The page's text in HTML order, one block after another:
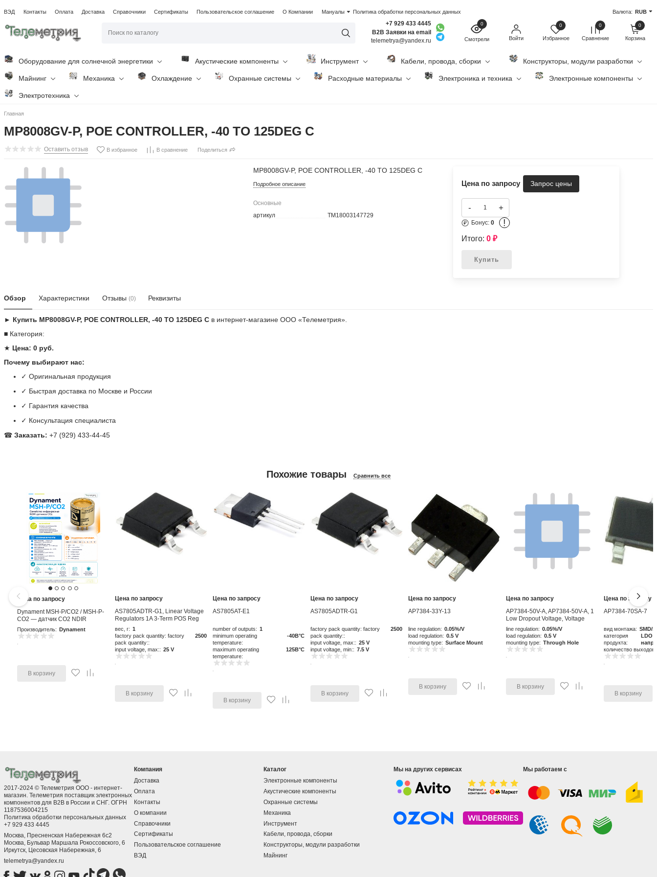
ВЭД Контакты Оплата Доставка Справочники Сертификаты Пользовательское соглашение О Компании Мануалы Политика обработки персональных данных Валюта: RUB
+7 929 433 4445
B2B Заявки на email
telemetrya@yandex.ru
0
Смотрели Войти
0
Избранное
0
Сравнение
0
Корзина
Оборудование для солнечной энергетики Акустические компоненты Инструмент Кабели, провода, сборки Конструкторы, модули разработки
Майнинг Механика Охлаждение Охранные системы Расходные материалы Электроника и техника Электронные компоненты
Электротехника
Главная
MP8008GV-P, POE CONTROLLER, -40 TO 125DEG C
Оставить отзыв В избранное В сравнение Поделиться
MP8008GV-P, POE CONTROLLER, -40 TO 125DEG C
Подробное описание
Основные
артикул
TM18003147729
Цена по запросу
- +
Бонус: 0 !
Итого: 0 ₽
Купить
Обзор Характеристики Отзывы (0) Реквизиты
► Купить MP8008GV-P, POE CONTROLLER, -40 TO 125DEG C в интернет-магазине ООО «Телеметрия».
■ Категория:
★ Цена: 0 руб.
Почему выбирают нас:
✓ Оригинальная продукция
✓ Быстрая доставка по Москве и России
✓ Гарантия качества
✓ Консультация специалиста
☎Заказать: +7 (929) 433-44-45
Похожие товары Сравнить все
Цена по запросу
Dynament MSH-P/CO2 / MSH-P-
CO2 — датчик CO2 NDIR
Производитель: Dynament
В корзину
Цена по запросу
AS7805ADTR-G1, Linear Voltage
Regulators 1A 3-Term POS Reg
Output 1A
вес, г: 1
factory pack quantity: factory
pack quantity::
2500
input voltage, max:: 25 V
В корзину
Цена по запросу
AS7805AT-E1
number of outputs: 1
minimum operating
temperature:
-40В°C
maximum operating
temperature:
125В°C
В корзину
Цена по запросу
AS7805ADTR-G1
factory pack quantity: factory
pack quantity::
2500
input voltage, max:: 25 V
input voltage, min:: 7.5 V
В корзину
Цена по запросу
AP7384-33Y-13
line regulation: 0.05%/V
load regulation: 0.5 V
mounting type: Surface Mount
В корзину
Цена по запросу
AP7384-50V-A, AP7384-50V-A, 1
Low Dropout Voltage, Voltage
Regulator 50mA, 5 V 3-Pin, TO-92
line regulation: 0.05%/V
load regulation: 0.5 V
mounting type: Through Hole
В корзину
Цена по запросу
AP7384-70SA-7
вид монтажа: SMD/
категория
продукта:
LDO
количество выходов:
В корзину
2017-2024 © Телеметрия ООО - интернет-
магазин. Телеметрия поставщик электронных
компонентов для B2B в России и СНГ. ОГРН
1187536004215
Политика обработки персональных данных
+7 929 433 4445
Москва, Пресненская Набережная 6с2
Москва, ​Бульвар Маршала Рокоссовского, 6
Иркутск, ​Цесовская Набережная, 6
telemetrya@yandex.ru
Компания
Доставка
Оплата
Контакты
О компании
Справочники
Сертификаты
Пользовательское соглашение
ВЭД
Каталог
Электронные компоненты
Акустические компоненты
Охранные системы
Механика
Инструмент
Кабели, провода, сборки
Конструкторы, модули разработки
Майнинг
Мы на других сервисах Мы работаем с